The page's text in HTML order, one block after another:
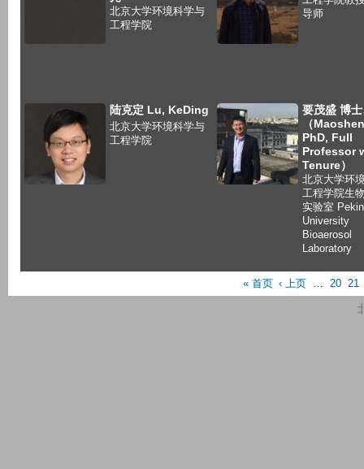
北京大学环境科学与
工程学院
导师
陆克定 Lu, KeDing
北京大学环境科学与
工程学院
要茂盛 博
（
PhD, Full
Professor
Tenure）
北京大学环
工程学院生
实验室
University
Bioaerosol
Laboratory
P
« 首页 ‹ 上页 20 21